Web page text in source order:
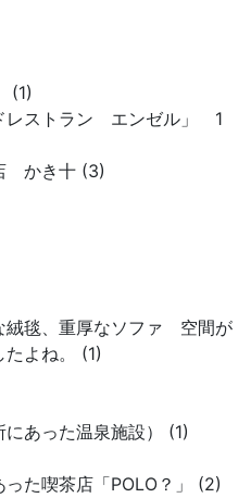
(1)
レストラン エンゼル」 1
かき十 (3)
絨毯、重厚なソファ 空間が
よね。 (1)
あった温泉施設） (1)
た喫茶店「POLO？」 (2)